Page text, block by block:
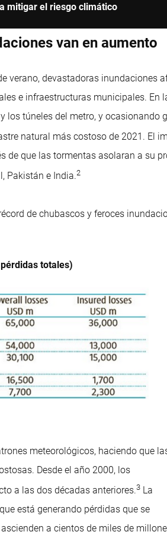
mitigar el riesgo climático
van en aumento
devastadoras inundaciones
e infraestructuras municipales. En
túneles del metro, y
natural más costoso de 2021. El
de que las tormentas asolaran a su
Pakistán e India.2
de chubascos y feroces
totales)
meteorológicos, haciendo que
Desde el año 2000, los
a las dos décadas anteriores.3 La
está generando pérdidas que se
a cientos de miles de